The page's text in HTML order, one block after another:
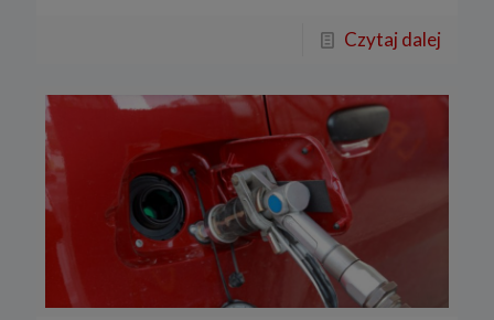
Czytaj dalej